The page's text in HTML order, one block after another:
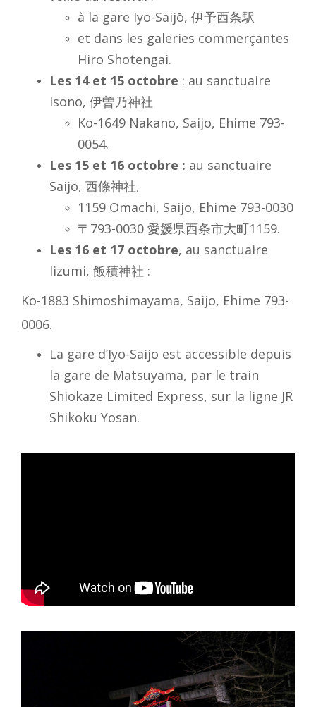
à la gare Iyo-Saijō, 伊予西条駅
et dans les galeries commerçantes
Hiro Shotengai.
Les 14 et 15 octobre : au sanctuaire
Isono, 伊曽乃神社
Ko-1649 Nakano, Saijo, Ehime 793-
0054.
Les 15 et 16 octobre : au sanctuaire
Saijo, 西條神社,
1159 Omachi, Saijo, Ehime 793-0030
〒793-0030 愛媛県西条市大町1159.
Les 16 et 17 octobre, au sanctuaire
Iizumi, 飯積神社 :
Ko-1883 Shimoshimayama, Saijo, Ehime 793-
0006.
La gare d’Iyo-Saijo est accessible depuis
la gare de Matsuyama, par le train
Shiokaze Limited Express, sur la ligne JR
Shikoku Yosan.